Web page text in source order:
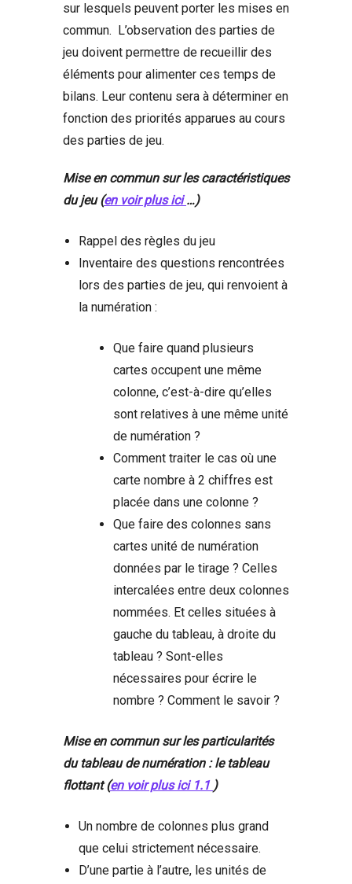
sur lesquels peuvent porter les mises en
commun. L’observation des parties de
jeu doivent permettre de recueillir des
éléments pour alimenter ces temps de
bilans. Leur contenu sera à déterminer en
fonction des priorités apparues au cours
des parties de jeu.
Mise en commun sur les caractéristiques
du jeu (en voir plus ici…)
Rappel des règles du jeu
Inventaire des questions rencontrées
lors des parties de jeu, qui renvoient à
la numération :
Que faire quand plusieurs
cartes occupent une même
colonne, c’est-à-dire qu’elles
sont relatives à une même unité
de numération ?
Comment traiter le cas où une
carte nombre à 2 chiffres est
placée dans une colonne ?
Que faire des colonnes sans
cartes unité de numération
données par le tirage ? Celles
intercalées entre deux colonnes
nommées. Et celles situées à
gauche du tableau, à droite du
tableau ? Sont-elles
nécessaires pour écrire le
nombre ? Comment le savoir ?
Mise en commun sur les particularités
du tableau de numération : le tableau
flottant (en voir plus ici 1.1 )
Un nombre de colonnes plus grand
que celui strictement nécessaire.
D’une partie à l’autre, les unités de